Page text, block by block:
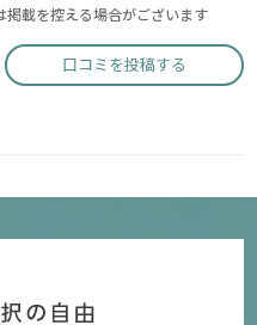
載を控える場合がございます
口コミを投稿する